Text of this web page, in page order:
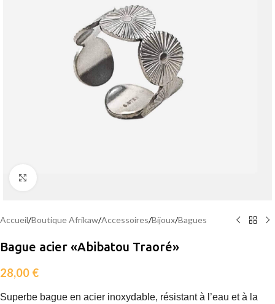
Accueil/Boutique Afrikaw/Accessoires/Bijoux/Bagues
Bague acier «Abibatou Traoré»
28,00 €
Superbe bague en acier inoxydable, résistant à l’eau et à la